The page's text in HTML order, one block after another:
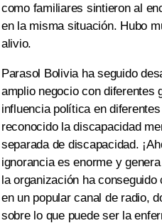
como familiares sintieron al
en la misma situación. Hubo
alivio.
Parasol Bolivia ha seguido
amplio negocio con diferentes
influencia política en
reconocido la discapacidad
separada de discapacidad.
ignorancia es enorme y
la organización ha
en un popular canal de radio,
sobre lo que puede ser la